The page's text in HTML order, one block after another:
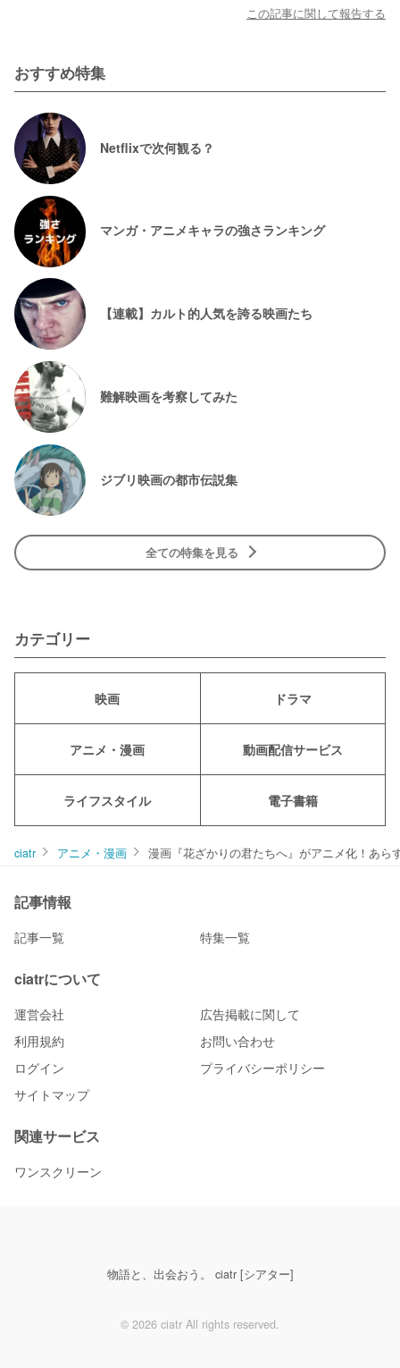
この記事に関して報告する
おすすめ特集
Netflixで次何観る？
マンガ・アニメキャラの強さランキング
【連載】カルト的人気を誇る映画たち
難解映画を考察してみた
ジブリ映画の都市伝説集
全ての特集を見る
カテゴリー
映画 ドラマ
アニメ・漫画 動画配信サービス
ライフスタイル 電子書籍
ciatr アニメ・漫画 漫画『花ざかりの君たちへ』がアニメ化！あ
記事情報
記事一覧 特集一覧
ciatrについて
運営会社
広告掲載に関して
利用規約
お問い合わせ
ログイン
プライバシーポリシー
サイトマップ
関連サービス
ワンスクリーン
物語と、出会おう。 ciatr [シアター]
© 2026 ciatr All rights reserved.